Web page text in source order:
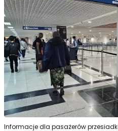
Informacje dla pasażerów